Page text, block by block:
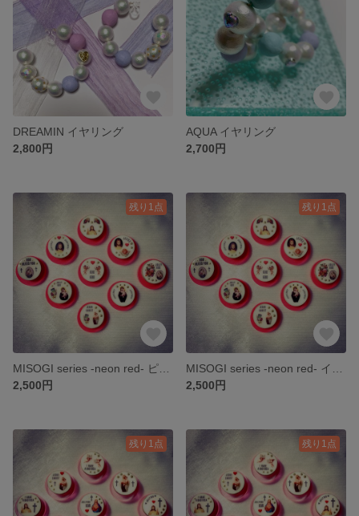
DREAMIN イヤリング
2,800円
AQUA イヤリング
2,700円
残り1点
2,500円
残り1点
2,500円
残り1点 残り1点